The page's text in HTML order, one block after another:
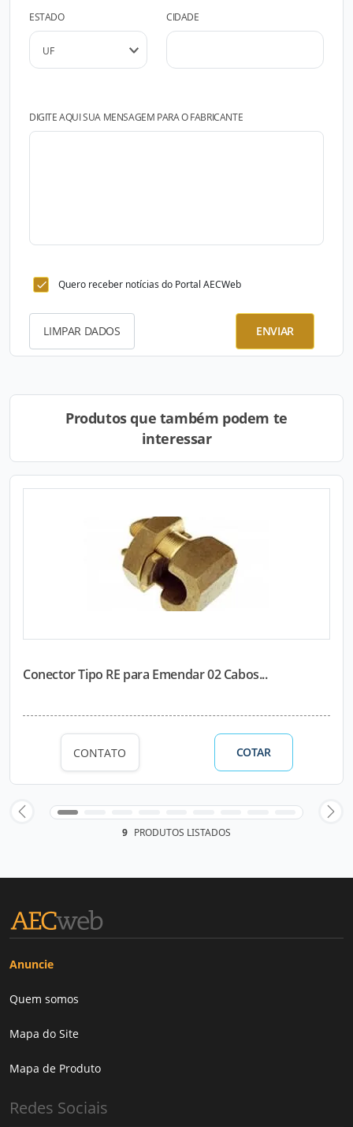
ESTADO CIDADE
DIGITE AQUI SUA MENSAGEM PARA O FABRICANTE
Quero receber notícias do Portal AECWeb
LIMPAR DADOS ENVIAR
Produtos que também podem te
interessar
Conector Tipo RE para Emendar 02 Cabos...
CONTATO COTAR
9 PRODUTOS LISTADOS
Anuncie
Quem somos
Mapa do Site
Mapa de Produto
Redes Sociais